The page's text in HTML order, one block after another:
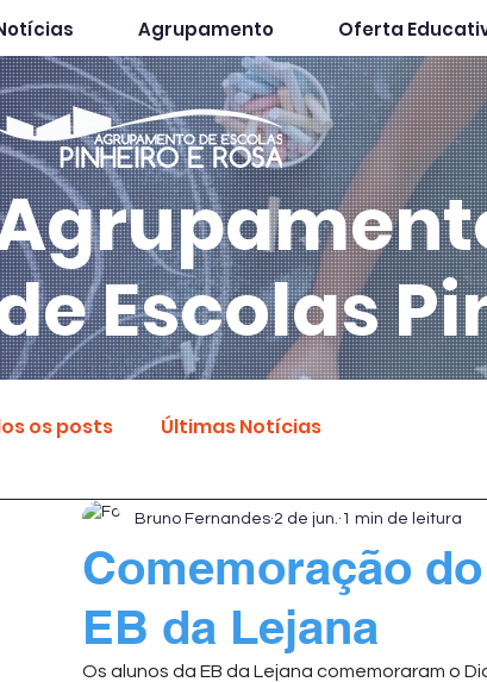
Agrupamento Oferta
Escolas
os posts Últimas Notícias
Comemoração
EB da Lejana
Bruno Fernandes 2 de jun. 1 min de leitura
Os alunos da EB da Lejana comemoraram o